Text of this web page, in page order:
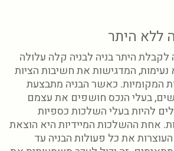
ללא היתר
היתר בניה לבניה קלה עלולה
נעימות, המדגישות את חשיבות הציות
המקומיות. כאשר הבניה מתבצעת
בעלי הנכס חושפים את עצמם
להיות בעלי השלכות כספיות
אחת ההשלכות המיידיות היא הוצאת
את כל פעולות הבניה עד